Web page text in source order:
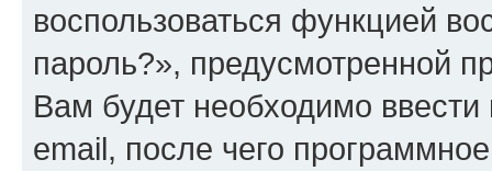
воспользоваться функцией
пароль?», предусмотренной
Вам будет необходимо
email, после чего